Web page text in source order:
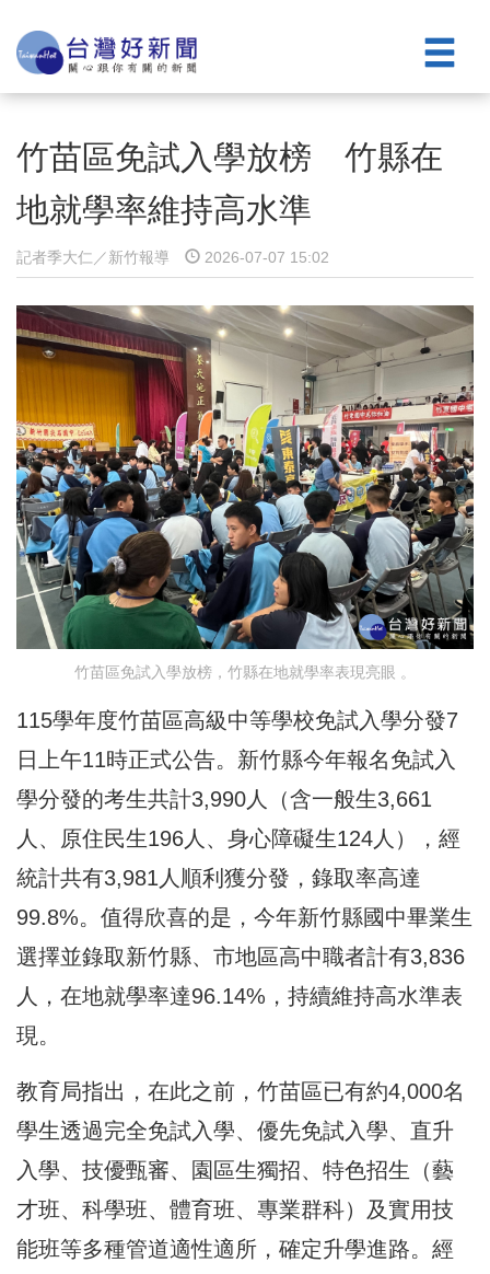
竹苗區免試入學放榜 竹縣在
地就學率維持高水準
記者季大仁／新竹報導 2026-07-07 15:02
竹苗區免試入學放榜，竹縣在地就學率表現亮眼 。
115學年度竹苗區高級中等學校免試入學分發7
日上午11時正式公告。新竹縣今年報名免試入
學分發的考生共計3,990人（含一般生3,661
人、原住民生196人、身心障礙生124人），經
統計共有3,981人順利獲分發，錄取率高達
99.8%。值得欣喜的是，今年新竹縣國中畢業生
選擇並錄取新竹縣、市地區高中職者計有3,836
人，在地就學率達96.14%，持續維持高水準表
現。
教育局指出，在此之前，竹苗區已有約4,000名
學生透過完全免試入學、優先免試入學、直升
入學、技優甄審、園區生獨招、特色招生（藝
才班、科學班、體育班、專業群科）及實用技
能班等多種管道適性適所，確定升學進路。經